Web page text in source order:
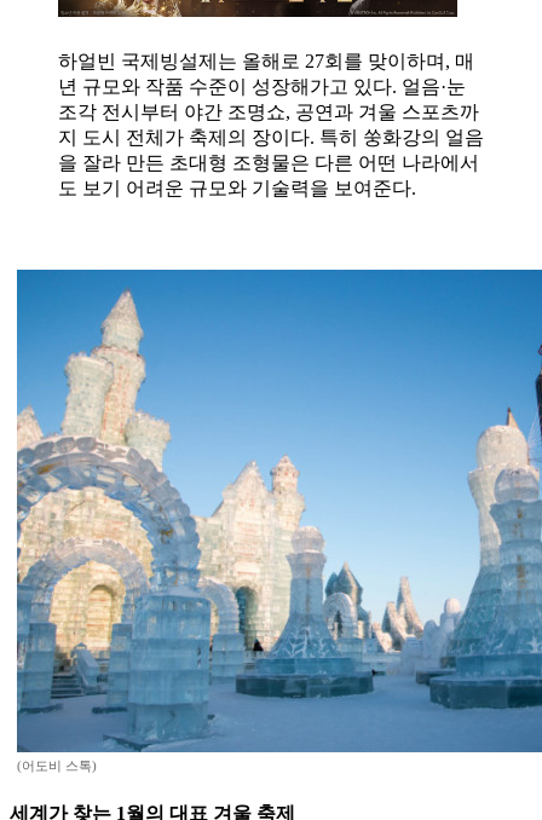
하얼빈 국제빙설제는 올해로 27회를 맞이하며, 매
년 규모와 작품 수준이 성장해가고 있다. 얼음·눈
조각 전시부터 야간 조명쇼, 공연과 겨울 스포츠까
지 도시 전체가 축제의 장이다. 특히 쑹화강의 얼음
을 잘라 만든 초대형 조형물은 다른 어떤 나라에서
도 보기 어려운 규모와 기술력을 보여준다.
(어도비 스톡)
세계가 찾는 1월의 대표 겨울 축제